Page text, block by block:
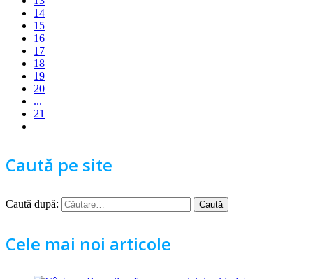
14
15
16
17
18
19
20
...
21
Caută pe site
Caută după:
Cele mai noi articole